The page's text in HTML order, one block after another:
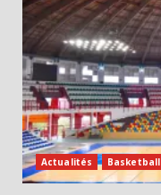
Actualités Basketball